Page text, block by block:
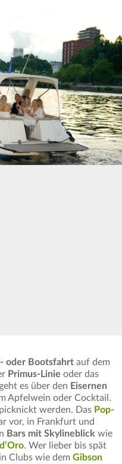
oder Bootsfahrt auf dem
Primus-Linie oder das
es über den Eisernen
Apfelwein oder Cocktail.
werden. Das Pop-
vor, in Frankfurt und
Bars mit Skylineblick wie
. Wer lieber bis spät
Clubs wie dem Gibson